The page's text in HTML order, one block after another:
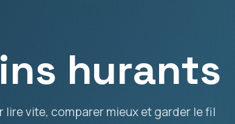
hurants
lire vite, comparer mieux et garder le fil